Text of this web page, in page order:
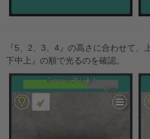
『5、2、3、4』の高さに合わせて、
下中上』の順で光るのを確認。